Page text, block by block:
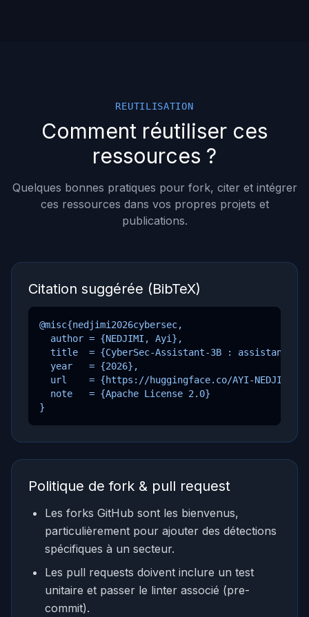
REUTILISATION
Comment réutiliser ces
ressources ?
Quelques bonnes pratiques pour fork, citer et intégrer
ces ressources dans vos propres projets et
publications.
Citation suggérée (BibTeX)
@misc{nedjimi2026cybersec,
  author = {NEDJIMI, Ayi},
title  = {CyberSec-Assistant-3B : assistant
  year   = {2026},
url    = {https://huggingface.co/AYI-NEDJIMI/
  note   = {Apache License 2.0}
}
Politique de fork & pull request
Les forks GitHub sont les bienvenus,
particulièrement pour ajouter des détections
spécifiques à un secteur.
Les pull requests doivent inclure un test
unitaire et passer le linter associé (pre-
commit).